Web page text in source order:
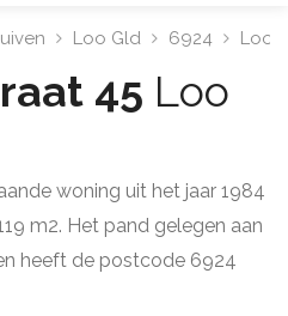
Loo Gld 6924
45 Loo
woning uit het jaar 1984
m2. Het pand gelegen aan
heeft de postcode 6924